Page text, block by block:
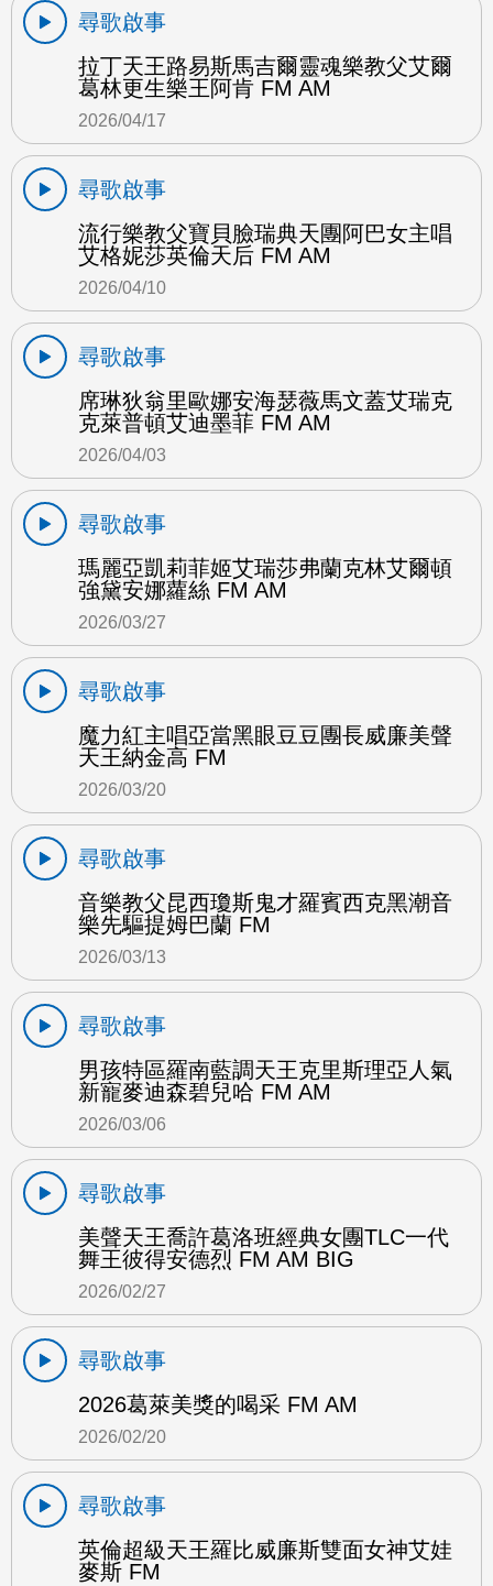
尋歌啟事
拉丁天王路易斯馬吉爾靈魂樂教父艾爾
葛林更生樂王阿肯 FM AM
2026/04/17
尋歌啟事
流行樂教父寶貝臉瑞典天團阿巴女主唱
艾格妮莎英倫天后 FM AM
2026/04/10
尋歌啟事
席琳狄翁里歐娜安海瑟薇馬文蓋艾瑞克
克萊普頓艾迪墨菲 FM AM
2026/04/03
尋歌啟事
瑪麗亞凱莉菲姬艾瑞莎弗蘭克林艾爾頓
強黛安娜蘿絲 FM AM
2026/03/27
尋歌啟事
魔力紅主唱亞當黑眼豆豆團長威廉美聲
天王納金高 FM
2026/03/20
尋歌啟事
音樂教父昆西瓊斯鬼才羅賓西克黑潮音
樂先驅提姆巴蘭 FM
2026/03/13
尋歌啟事
男孩特區羅南藍調天王克里斯理亞人氣
新寵麥迪森碧兒哈 FM AM
2026/03/06
尋歌啟事
美聲天王喬許葛洛班經典女團TLC一代
舞王彼得安德烈 FM AM BIG
2026/02/27
尋歌啟事
2026葛萊美獎的喝采 FM AM
2026/02/20
尋歌啟事
英倫超級天王羅比威廉斯雙面女神艾娃
麥斯 FM